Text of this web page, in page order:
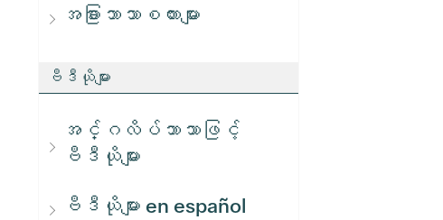
အခြားဘာသာစကားများ
ဗီဒီယိုများ
အင်္ဂလိပ်ဘာသာဖြင့်
ဗီဒီယိုများ
ဗီဒီယိုများ en español